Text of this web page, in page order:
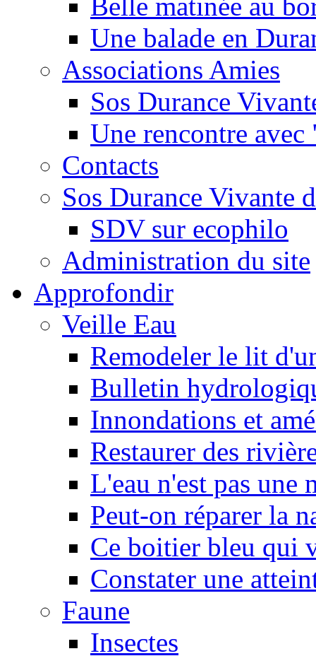
Belle matinée au
Une balade en
Associations Amies
Sos Durance
Une rencontre
Contacts
Sos Durance Vivante
SDV sur ecophilo
Administration du site
Approfondir
Veille Eau
Remodeler le lit
Bulletin
Innondations et
Restaurer des
L'eau n'est pas une
Peut-on réparer la
Ce boitier bleu qui
Constater une
Faune
Insectes